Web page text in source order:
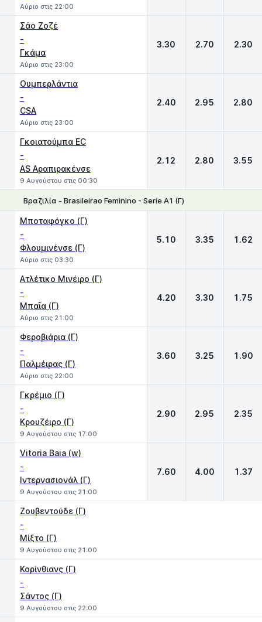
Αύριο στις 22:00
Σάο Ζοζέ
-
Γκάμα
Αύριο στις 23:00
3.30 2.70 2.30
Ουμπερλάντια
-
CSA
Αύριο στις 23:00
2.40 2.95 2.80
Γκοιατούμπα EC
-
AS Αραπιρακένσε
9 Αυγούστου στις 00:30
2.12 2.80 3.55
Βραζιλία - Brasileirao Feminino - Serie A1 (Γ)
Μποταφόγκο (Γ)
-
Φλουμινένσε (Γ)
Αύριο στις 03:30
5.10 3.35 1.62
Ατλέτικο Μινέιρο (Γ)
-
Μπαΐα (Γ)
Αύριο στις 21:00
4.20 3.30 1.75
Φεροβιάρια (Γ)
-
Παλμέιρας (Γ)
Αύριο στις 22:00
3.60 3.25 1.90
Γκρέμιο (Γ)
-
Κρουζέιρο (Γ)
9 Αυγούστου στις 17:00
2.90 2.95 2.35
Vitoria Baia (w)
-
Ιντερνασιονάλ (Γ)
9 Αυγούστου στις 21:00
7.60 4.00 1.37
Ζουβεντούδε (Γ)
-
Μίξτο (Γ)
9 Αυγούστου στις 21:00
Κορίνθιανς (Γ)
-
Σάντος (Γ)
9 Αυγούστου στις 22:00